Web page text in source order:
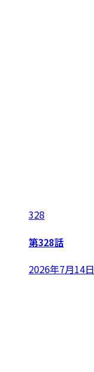
328
第328話
2026年7月14日